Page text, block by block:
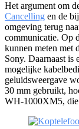
Het argument om
Cancelling en de
omgeving terug
communicatie. Op
kunnen meten met
Sony. Daarnaast is
mogelijke
geluidsweergave
30 mm gebruikt,
WH-1000XM5, die